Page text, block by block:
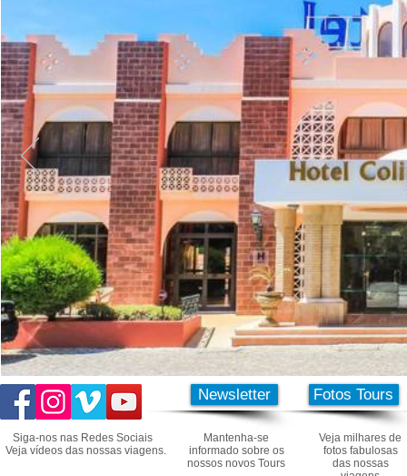
Newsletter
Siga-nos nas Redes Sociais
Veja vídeos das nossas viagens.
Mantenha-se
informado sobre os
nossos novos Tours
Fotos Tours
Veja milhares de
fotos fabulosas
das nossas